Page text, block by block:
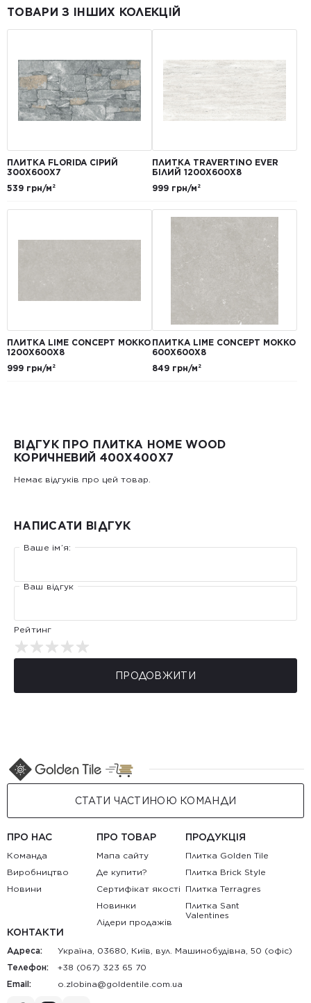
ТОВАРИ З ІНШИХ КОЛЕКЦІЙ
ПЛИТКА FLORIDA СІРИЙ
300Х600Х7
539 грн/м²
ПЛИТКА TRAVERTINO EVER
БІЛИЙ 1200Х600Х8
999 грн/м²
ПЛИТКА LIME CONCEPT МОККО
1200Х600Х8
999 грн/м²
ПЛИТКА LIME CONCEPT МОККО
600Х600Х8
849 грн/м²
ВІДГУК ПРО ПЛИТКА HOME WOOD
КОРИЧНЕВИЙ 400Х400Х7
Немає відгуків про цей товар.
НАПИСАТИ ВІДГУК
Ваше ім’я:
Ваш відгук
Рейтинг
ПРОДОВЖИТИ
СТАТИ ЧАСТИНОЮ КОМАНДИ
ПРО НАС
Команда
Виробництво
Новини
ПРО ТОВАР
Мапа сайту
Де купити?
Сертифікат якості
Новинки
Лідери продажів
ПРОДУКЦІЯ
Плитка Golden Tile
Плитка Brick Style
Плитка Terragres
Плитка Sant
Valentines
КОНТАКТИ
Адреса:
Україна, 03680, Київ, вул. Машинобудівна, 50 (офіс)
Телефон:
+38 (067) 323 65 70
Email:
au.moc.elitnedlog@anibolz.o